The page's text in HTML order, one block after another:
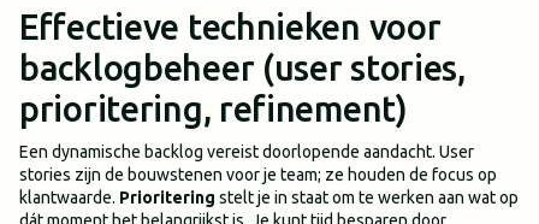
Effectieve technieken voor
backlogbeheer (user stories,
prioritering, refinement)
Een dynamische backlog vereist doorlopende aandacht. User
stories zijn de bouwstenen voor je team; ze houden de focus op
klantwaarde. Prioritering stelt je in staat om te werken aan wat op